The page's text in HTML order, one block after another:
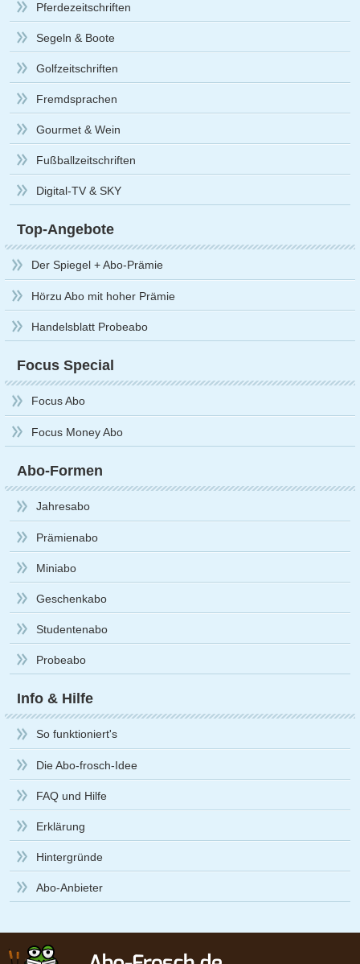
Pferdezeitschriften
Segeln & Boote
Golfzeitschriften
Fremdsprachen
Gourmet & Wein
Fußballzeitschriften
Digital-TV & SKY
Top-Angebote
Der Spiegel + Abo-Prämie
Hörzu Abo mit hoher Prämie
Handelsblatt Probeabo
Focus Special
Focus Abo
Focus Money Abo
Abo-Formen
Jahresabo
Prämienabo
Miniabo
Geschenkabo
Studentenabo
Probeabo
Info & Hilfe
So funktioniert's
Die Abo-frosch-Idee
FAQ und Hilfe
Erklärung
Hintergründe
Abo-Anbieter